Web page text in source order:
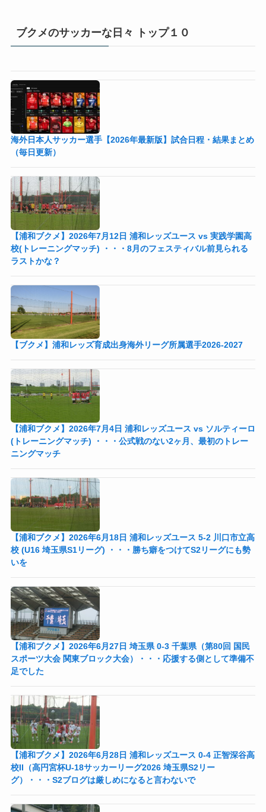
ブクメのサッカーな日々 トップ１０
海外日本人サッカー選手【2026年最新版】試合日程・結果まとめ
（毎日更新）
【浦和ブクメ】2026年7月12日 浦和レッズユース vs 実践学園高
校(トレーニングマッチ) ・・・8月のフェスティバル前見られる
ラストかな？
【ブクメ】浦和レッズ育成出身海外リーグ所属選手2026-2027
【浦和ブクメ】2026年7月4日 浦和レッズユース vs ソルティーロ
(トレーニングマッチ) ・・・公式戦のない2ヶ月、最初のトレー
ニングマッチ
【浦和ブクメ】2026年6月18日 浦和レッズユース 5-2 川口市立高
校 (U16 埼玉県S1リーグ) ・・・勝ち癖をつけてS2リーグにも勢
いを
【浦和ブクメ】2026年6月27日 埼玉県 0-3 千葉県（第80回 国民
スポーツ大会 関東ブロック大会）・・・応援する側として準備不
足でした
【浦和ブクメ】2026年6月28日 浦和レッズユース 0-4 正智深谷高
校II（高円宮杯U-18サッカーリーグ2026 埼玉県S2リー
グ）・・・S2ブログは厳しめになると言わないで